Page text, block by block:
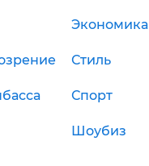
Экономика
Стиль
Спорт
Шоубиз